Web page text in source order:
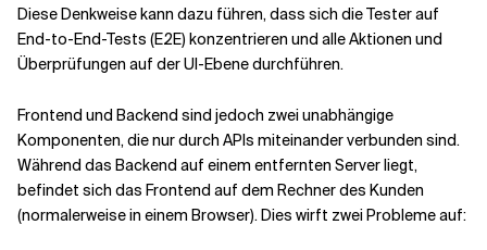
Diese Denkweise kann dazu führen, dass sich die Tester auf
End-to-End-Tests (E2E) konzentrieren und alle Aktionen und
Überprüfungen auf der UI-Ebene durchführen.
Frontend und Backend sind jedoch zwei unabhängige
Komponenten, die nur durch APIs miteinander verbunden sind.
Während das Backend auf einem entfernten Server liegt,
befindet sich das Frontend auf dem Rechner des Kunden
(normalerweise in einem Browser). Dies wirft zwei Probleme auf: